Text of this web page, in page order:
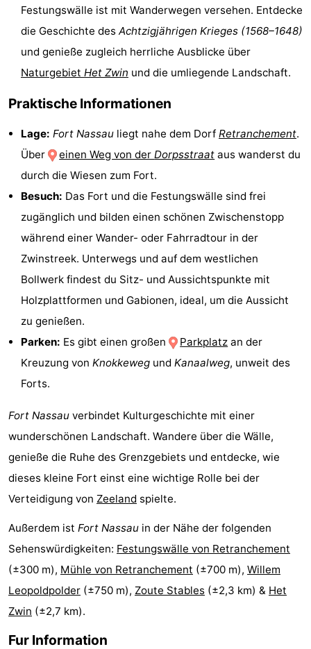
Zwin
Brügge
Küste
Natur
Zwin
Knokke-
Heist
Blankenberge
Wenduine
De
Haan
Bredene
Ostende
Kontakt
Festungswälle ist mit Wanderwegen versehen. Entdecke
die Geschichte des Achtzigjährigen Krieges (1568–1648)
und genieße zugleich herrliche Ausblicke über
Naturgebiet Het Zwin und die umliegende Landschaft.
Praktische Informationen
Lage: Fort Nassau liegt nahe dem Dorf Retranchement.
Über
einen Weg von derDorpsstraat aus wanderst du
durch die Wiesen zum Fort.
Besuch: Das Fort und die Festungswälle sind frei
zugänglich und bilden einen schönen Zwischenstopp
während einer Wander- oder Fahrradtour in der
Zwinstreek. Unterwegs und auf dem westlichen
Bollwerk findest du Sitz- und Aussichtspunkte mit
Holzplattformen und Gabionen, ideal, um die Aussicht
zu genießen.
Parken: Es gibt einen großen Parkplatz an der
Kreuzung von Knokkeweg und Kanaalweg, unweit des
Forts.
Fort Nassau verbindet Kulturgeschichte mit einer
wunderschönen Landschaft. Wandere über die Wälle,
genieße die Ruhe des Grenzgebiets und entdecke, wie
dieses kleine Fort einst eine wichtige Rolle bei der
Verteidigung von Zeeland spielte.
Außerdem ist Fort Nassau in der Nähe der folgenden
Sehenswürdigkeiten: Festungswälle von Retranchement
(±300 m), Mühle von Retranchement (±700 m), Willem
Leopoldpolder (±750 m), Zoute Stables (±2,3 km) & Het
Zwin (±2,7 km).
Fur Information